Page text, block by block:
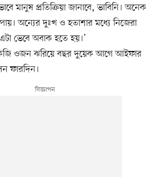
মানুষ প্রতিক্রিয়া জানাবে, ভাবিনি। অনেক
অন্যের দুঃখ ও হতাশার মধ্যে নিজেরা
ভেবে অবাক হতে হয়।’
ওজন ঝরিয়ে বছর দুয়েক আগে আইফার
ফারদিন।